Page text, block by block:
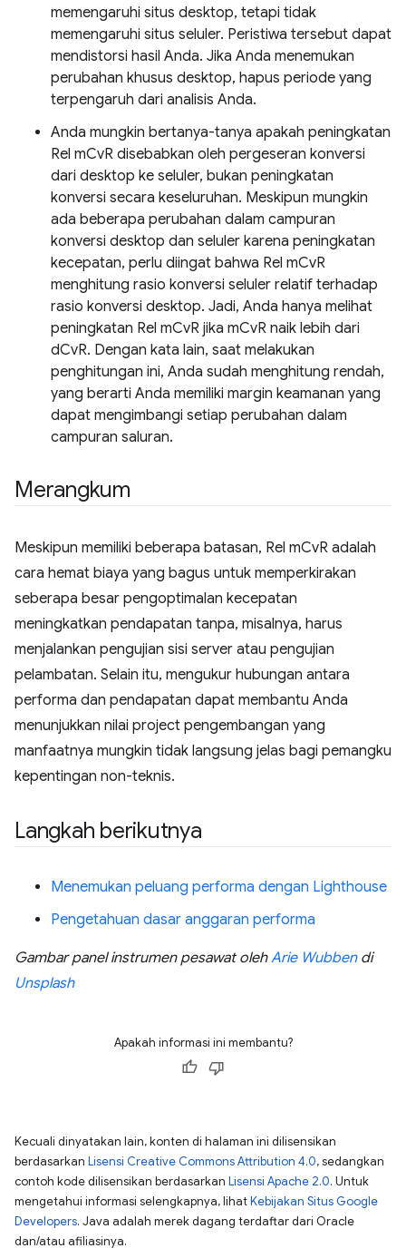
memengaruhi situs desktop, tetapi tidak
memengaruhi situs seluler. Peristiwa tersebut dapat
mendistorsi hasil Anda. Jika Anda menemukan
perubahan khusus desktop, hapus periode yang
terpengaruh dari analisis Anda.
Anda mungkin bertanya-tanya apakah peningkatan
Rel mCvR disebabkan oleh pergeseran konversi
dari desktop ke seluler, bukan peningkatan
konversi secara keseluruhan. Meskipun mungkin
ada beberapa perubahan dalam campuran
konversi desktop dan seluler karena peningkatan
kecepatan, perlu diingat bahwa Rel mCvR
menghitung rasio konversi seluler relatif terhadap
rasio konversi desktop. Jadi, Anda hanya melihat
peningkatan Rel mCvR jika mCvR naik lebih dari
dCvR. Dengan kata lain, saat melakukan
penghitungan ini, Anda sudah menghitung rendah,
yang berarti Anda memiliki margin keamanan yang
dapat mengimbangi setiap perubahan dalam
campuran saluran.
Merangkum
Meskipun memiliki beberapa batasan, Rel mCvR adalah
cara hemat biaya yang bagus untuk memperkirakan
seberapa besar pengoptimalan kecepatan
meningkatkan pendapatan tanpa, misalnya, harus
menjalankan pengujian sisi server atau pengujian
pelambatan. Selain itu, mengukur hubungan antara
performa dan pendapatan dapat membantu Anda
menunjukkan nilai project pengembangan yang
manfaatnya mungkin tidak langsung jelas bagi pemangku
kepentingan non-teknis.
Langkah berikutnya
Menemukan peluang performa dengan Lighthouse
Pengetahuan dasar anggaran performa
Gambar panel instrumen pesawat olehArie Wubbendi
Unsplash
Apakah informasi ini membantu?
Kecuali dinyatakan lain, konten di halaman ini dilisensikan
berdasarkan Lisensi Creative Commons Attribution 4.0, sedangkan
contoh kode dilisensikan berdasarkan Lisensi Apache 2.0. Untuk
mengetahui informasi selengkapnya, lihatKebijakan Situs Google
Developers. Java adalah merek dagang terdaftar dari Oracle
dan/atau afiliasinya.